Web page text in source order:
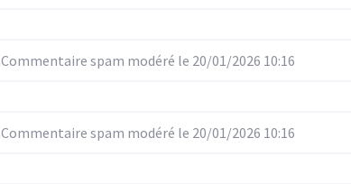
Commentaire spam modéré le 20/01/2026 10:16
Commentaire spam modéré le 20/01/2026 10:16